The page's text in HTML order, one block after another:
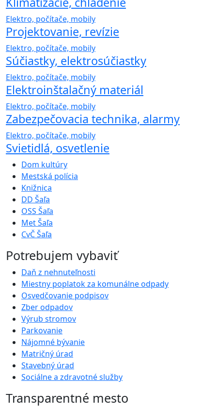
Elektro, počítače, mobily
Projektovanie, revízie
Elektro, počítače, mobily
Súčiastky, elektrosúčiastky
Elektro, počítače, mobily
Elektroinštalačný materiál
Elektro, počítače, mobily
Zabezpečovacia technika, alarmy
Elektro, počítače, mobily
Svietidlá, osvetlenie
Dom kultúry
Mestská polícia
Knižnica
DD Šaľa
OSS Šaľa
Met Šaľa
CvČ Šaľa
Potrebujem vybaviť
Daň z nehnuteľnosti
Miestny poplatok za komunálne odpady
Osvedčovanie podpisov
Zber odpadov
Výrub stromov
Parkovanie
Nájomné bývanie
Matričný úrad
Stavebný úrad
Sociálne a zdravotné služby
Transparentné mesto